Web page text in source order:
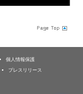
個人情報保護
プレスリリース